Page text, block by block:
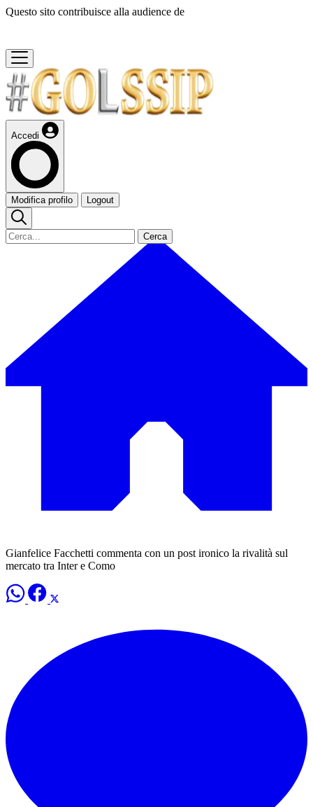
Questo sito contribuisce alla audience de
Accedi
Modifica profilo Logout
Cerca
Gianfelice Facchetti commenta con un post ironico la rivalità sul
mercato tra Inter e Como